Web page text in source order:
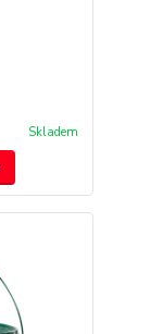
Skladem